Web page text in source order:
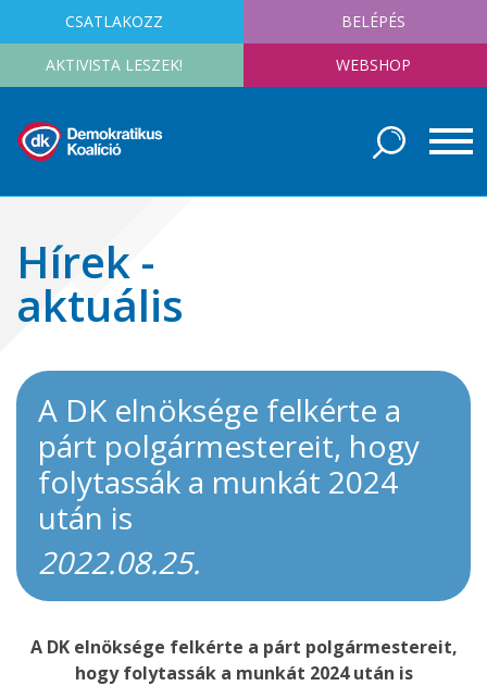
CSATLAKOZZ BELÉPÉS
AKTIVISTA LESZEK! WEBSHOP
Hírek -
aktuális
A DK elnöksége felkérte a
párt polgármestereit, hogy
folytassák a munkát 2024
után is
2022.08.25.
A DK elnöksége felkérte a párt polgármestereit,
hogy folytassák a munkát 2024 után is